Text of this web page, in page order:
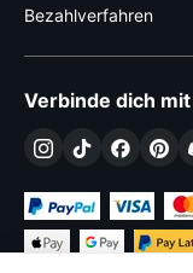
Bezahlverfahren
Verbinde dich